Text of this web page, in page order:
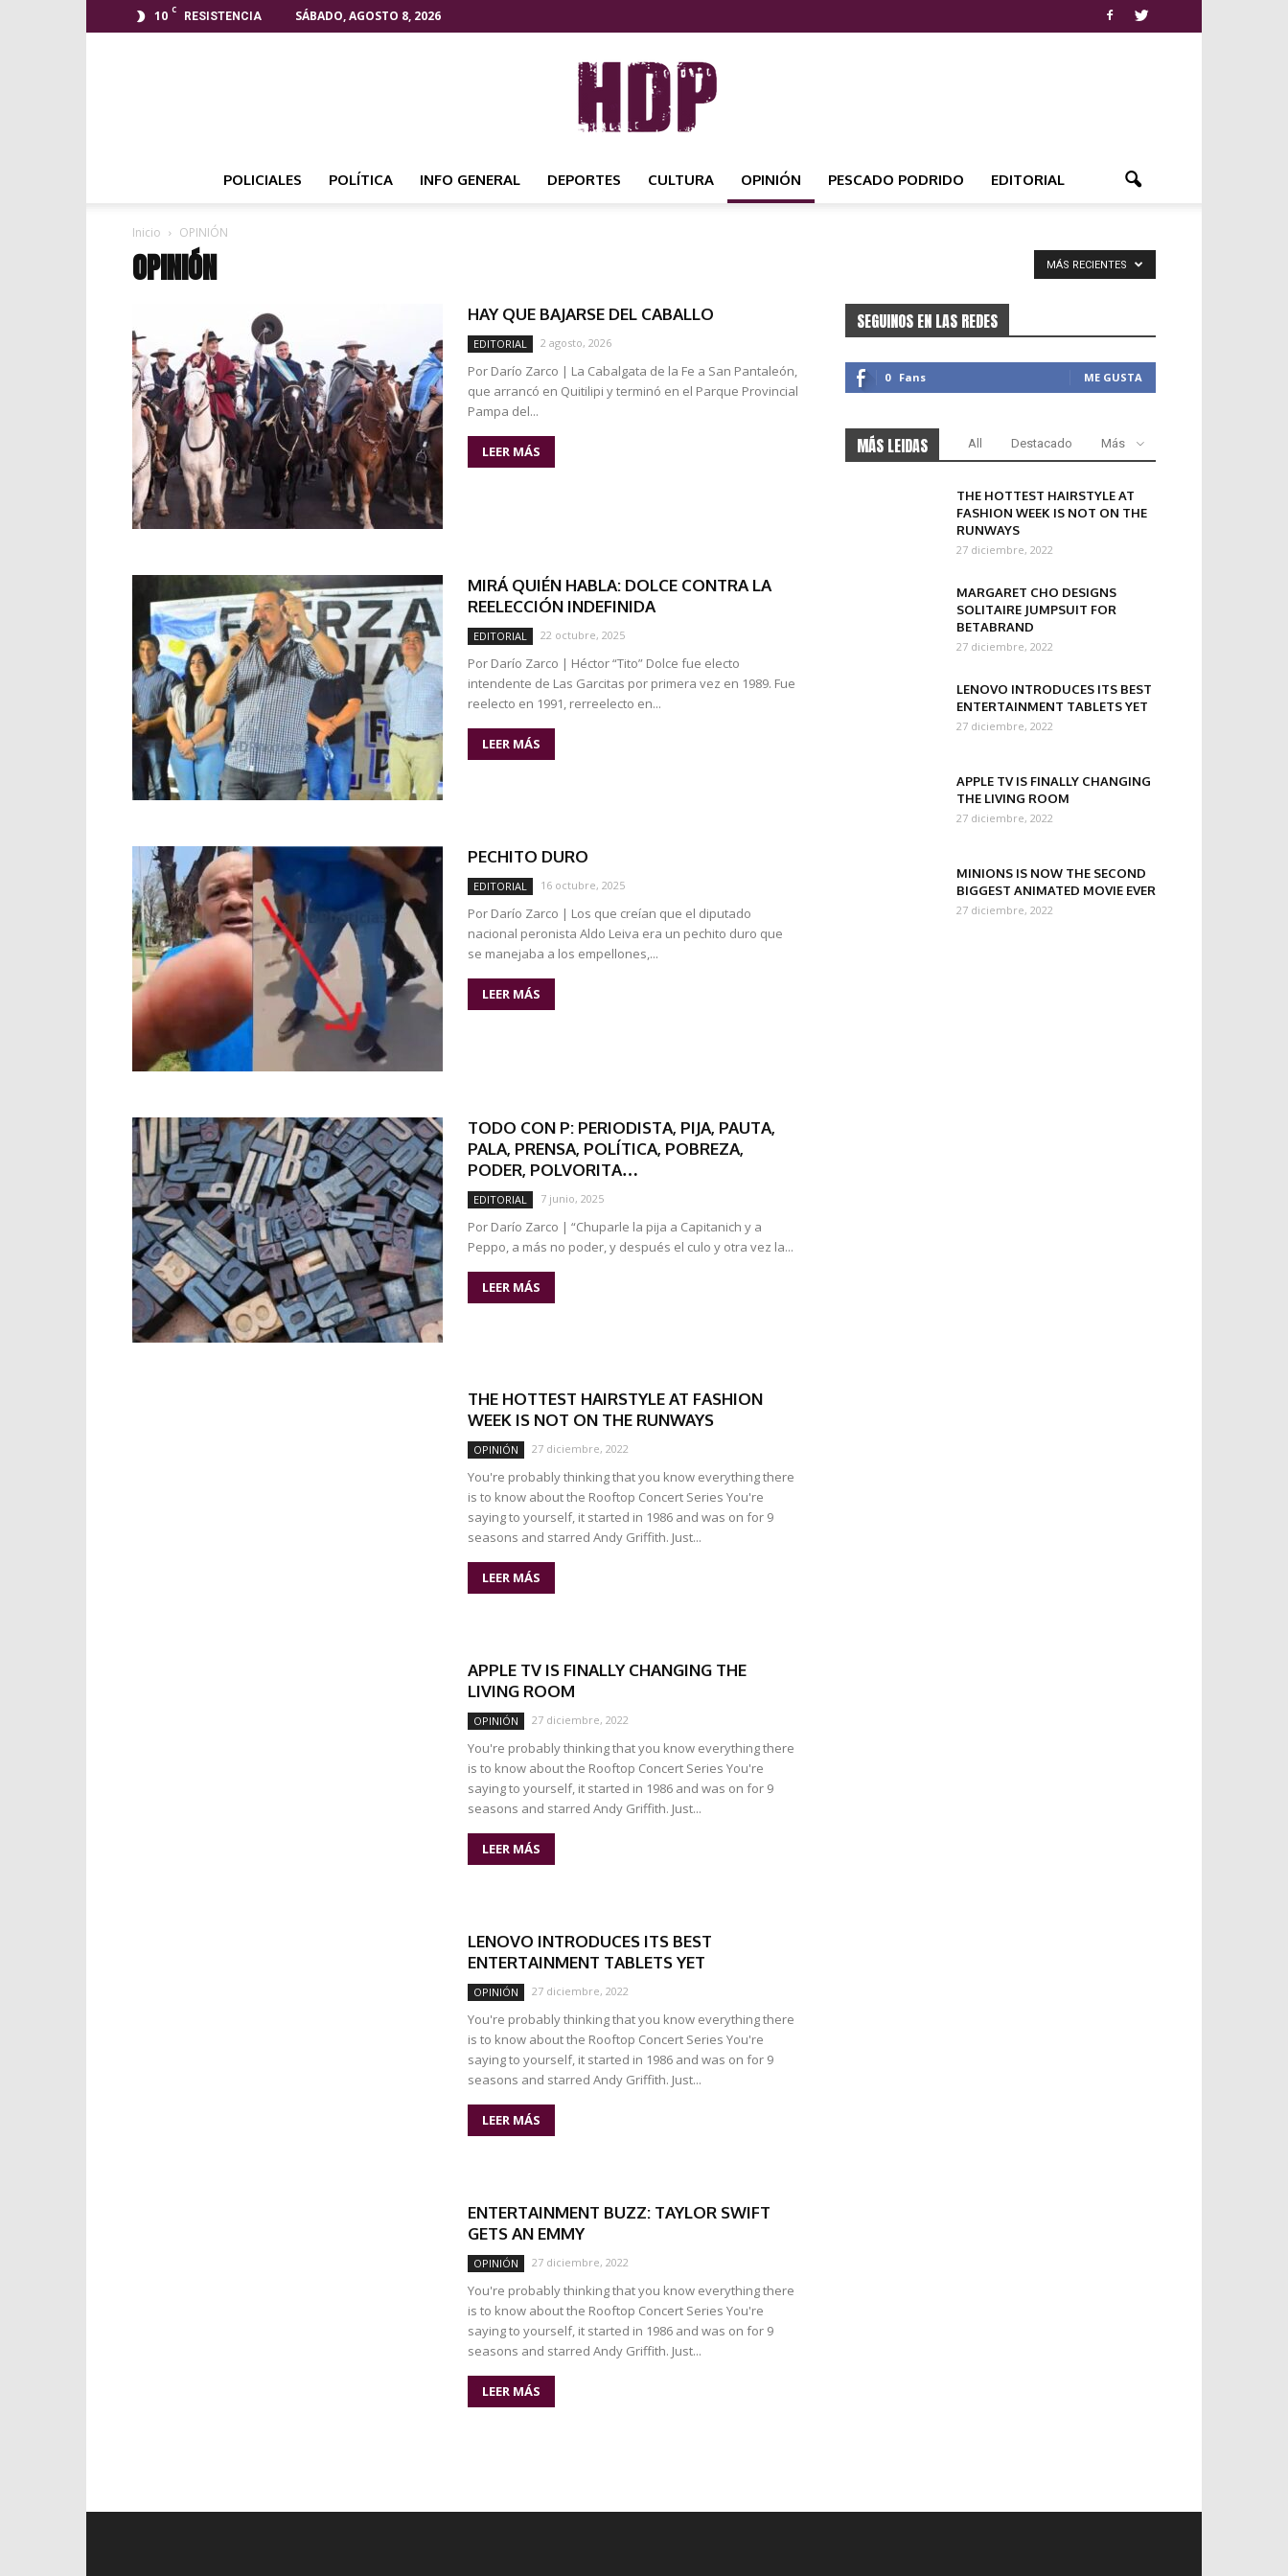
10 C
RESISTENCIA SÁBADO, AGOSTO 8, 2026
NOTICIAS
POLICIALES POLÍTICA INFO GENERAL DEPORTES CULTURA OPINIÓN PESCADO PODRIDO EDITORIAL
Inicio OPINIÓN
OPINIÓN MÁS RECIENTES
HAY QUE BAJARSE DEL CABALLO
EDITORIAL 2 agosto, 2026
Por Darío Zarco | La Cabalgata de la Fe a San Pantaleón,
que arrancó en Quitilipi y terminó en el Parque Provincial
Pampa del...
LEER MÁS
MIRÁ QUIÉN HABLA: DOLCE CONTRA LA
REELECCIÓN INDEFINIDA
EDITORIAL 22 octubre, 2025
Por Darío Zarco | Héctor “Tito” Dolce fue electo
intendente de Las Garcitas por primera vez en 1989. Fue
reelecto en 1991, rerreelecto en...
LEER MÁS
PECHITO DURO
EDITORIAL 16 octubre, 2025
Por Darío Zarco | Los que creían que el diputado
nacional peronista Aldo Leiva era un pechito duro que
se manejaba a los empellones,...
LEER MÁS
TODO CON P: PERIODISTA, PIJA, PAUTA,
PALA, PRENSA, POLÍTICA, POBREZA,
PODER, POLVORITA…
EDITORIAL 7 junio, 2025
Por Darío Zarco | “Chuparle la pija a Capitanich y a
Peppo, a más no poder, y después el culo y otra vez la...
LEER MÁS
THE HOTTEST HAIRSTYLE AT FASHION
WEEK IS NOT ON THE RUNWAYS
OPINIÓN 27 diciembre, 2022
You're probably thinking that you know everything there
is to know about the Rooftop Concert Series You're
saying to yourself, it started in 1986 and was on for 9
seasons and starred Andy Griffith. Just...
LEER MÁS
APPLE TV IS FINALLY CHANGING THE
LIVING ROOM
OPINIÓN 27 diciembre, 2022
You're probably thinking that you know everything there
is to know about the Rooftop Concert Series You're
saying to yourself, it started in 1986 and was on for 9
seasons and starred Andy Griffith. Just...
LEER MÁS
LENOVO INTRODUCES ITS BEST
ENTERTAINMENT TABLETS YET
OPINIÓN 27 diciembre, 2022
You're probably thinking that you know everything there
is to know about the Rooftop Concert Series You're
saying to yourself, it started in 1986 and was on for 9
seasons and starred Andy Griffith. Just...
LEER MÁS
ENTERTAINMENT BUZZ: TAYLOR SWIFT
GETS AN EMMY
OPINIÓN 27 diciembre, 2022
You're probably thinking that you know everything there
is to know about the Rooftop Concert Series You're
saying to yourself, it started in 1986 and was on for 9
seasons and starred Andy Griffith. Just...
LEER MÁS
SEGUINOS EN LAS REDES
0 Fans ME GUSTA
MÁS LEIDAS All Destacado Más
THE HOTTEST HAIRSTYLE AT
FASHION WEEK IS NOT ON THE
RUNWAYS
27 diciembre, 2022
MARGARET CHO DESIGNS
SOLITAIRE JUMPSUIT FOR
BETABRAND
27 diciembre, 2022
LENOVO INTRODUCES ITS BEST
ENTERTAINMENT TABLETS YET
27 diciembre, 2022
APPLE TV IS FINALLY CHANGING
THE LIVING ROOM
27 diciembre, 2022
MINIONS IS NOW THE SECOND
BIGGEST ANIMATED MOVIE EVER
27 diciembre, 2022